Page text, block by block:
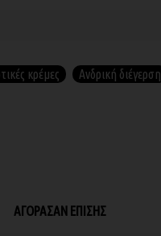
κρέμες Ανδρική διέγερση
ΑΓΌΡΑΣΑΝ ΕΠΊΣΗΣ